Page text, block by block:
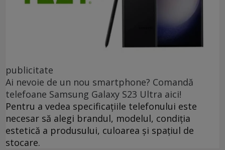
publicitate
Ai nevoie de un nou smartphone? Comandă
telefoane Samsung Galaxy S23 Ultra aici!
Pentru a vedea specificațiile telefonului este
necesar să alegi brandul, modelul, condiția
estetică a produsului, culoarea și spațiul de
stocare.